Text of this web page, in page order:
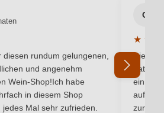
Ich habe mein Passwort vergessen
Bewertung von 5 von 5 Sternen
diesen rundum gelungenen,
und angenehm
Wein-Shop!Ich habe
in diesem Shop
Mal sehr zufrieden.
G
★ ★
Die
hat
einmal
auf
zurück